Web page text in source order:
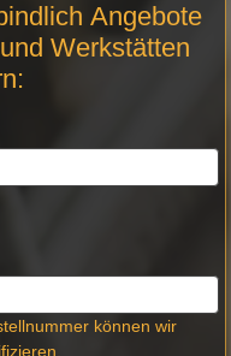
Angebote
Werkstätten
können wir